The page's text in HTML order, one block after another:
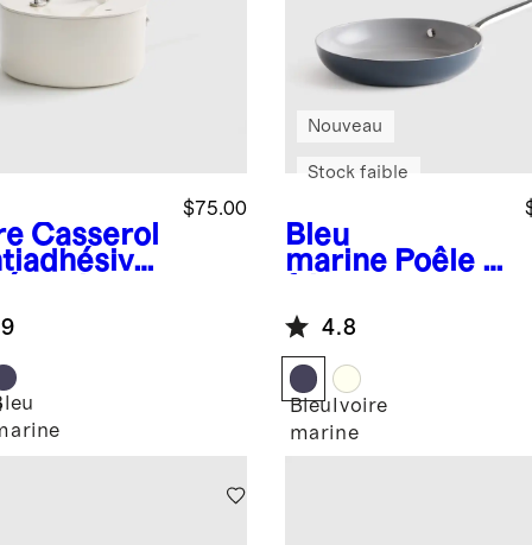
Casserol
$75.00
Bleu
marine Poêle à
antiadhésive
en céramique
de 8 pouces
Nouveau
Stock faible
4.8
Bleu
marine
Ivoire